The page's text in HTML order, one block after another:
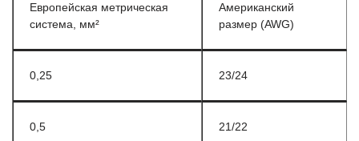
Европейская метрическая
система, мм²
Американский
размер (AWG)
0,25 23/24
0,5 21/22